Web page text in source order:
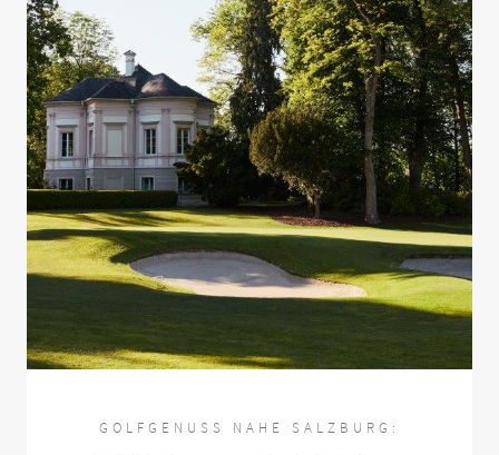
GOLFGENUSS NAHE SALZBURG: